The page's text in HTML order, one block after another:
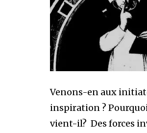
Venons-en aux
inspiration ?
vient-il? Des forces